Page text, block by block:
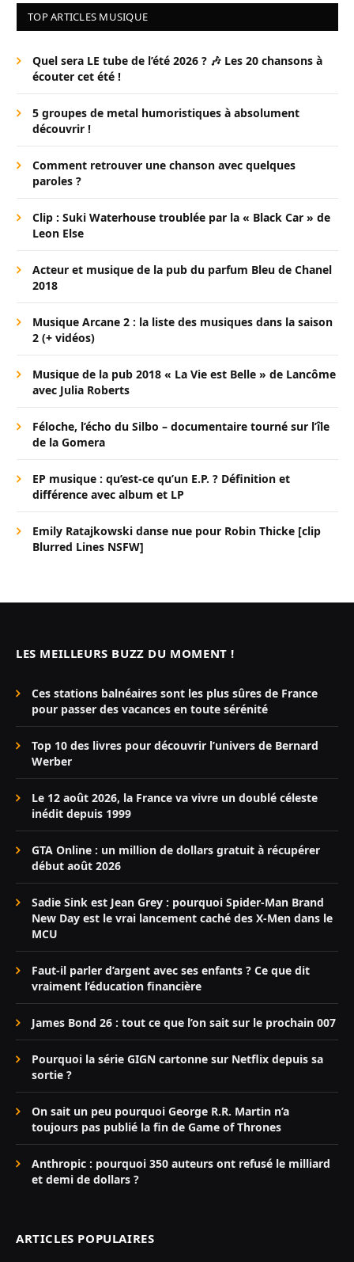
TOP ARTICLES MUSIQUE
Quel sera LE tube de l’été 2026 ? 🎶 Les 20 chansons à
écouter cet été !
5 groupes de metal humoristiques à absolument
découvrir !
Comment retrouver une chanson avec quelques
paroles ?
Clip : Suki Waterhouse troublée par la « Black Car » de
Leon Else
Acteur et musique de la pub du parfum Bleu de Chanel
2018
Musique Arcane 2 : la liste des musiques dans la saison
2 (+ vidéos)
Musique de la pub 2018 « La Vie est Belle » de Lancôme
avec Julia Roberts
Féloche, l’écho du Silbo – documentaire tourné sur l’île
de la Gomera
EP musique : qu’est-ce qu’un E.P. ? Définition et
différence avec album et LP
Emily Ratajkowski danse nue pour Robin Thicke [clip
Blurred Lines NSFW]
LES MEILLEURS BUZZ DU MOMENT !
Ces stations balnéaires sont les plus sûres de France
pour passer des vacances en toute sérénité
Top 10 des livres pour découvrir l’univers de Bernard
Werber
Le 12 août 2026, la France va vivre un doublé céleste
inédit depuis 1999
GTA Online : un million de dollars gratuit à récupérer
début août 2026
Sadie Sink est Jean Grey : pourquoi Spider-Man Brand
New Day est le vrai lancement caché des X-Men dans le
MCU
Faut-il parler d’argent avec ses enfants ? Ce que dit
vraiment l’éducation financière
James Bond 26 : tout ce que l’on sait sur le prochain 007
Pourquoi la série GIGN cartonne sur Netflix depuis sa
sortie ?
On sait un peu pourquoi George R.R. Martin n’a
toujours pas publié la fin de Game of Thrones
Anthropic : pourquoi 350 auteurs ont refusé le milliard
et demi de dollars ?
ARTICLES POPULAIRES